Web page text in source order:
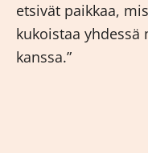
etsivät paikkaa,
kukoistaa
kanssa.”